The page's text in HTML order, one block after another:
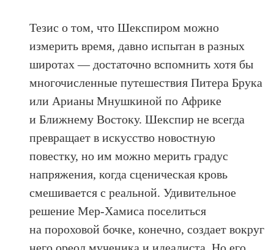
Тезис о том, что Шекспиром можно
измерить время, давно испытан в разных
широтах — достаточно вспомнить хотя бы
многочисленные путешествия Питера Брука
или Арианы Мнушкиной по Африке
и Ближнему Востоку. Шекспир не всегда
превращает в искусство новостную
повестку, но им можно мерить градус
напряжения, когда сценическая кровь
смешивается с реальной. Удивительное
решение Мер-Хамиса поселиться
на пороховой бочке, конечно, создает вокруг